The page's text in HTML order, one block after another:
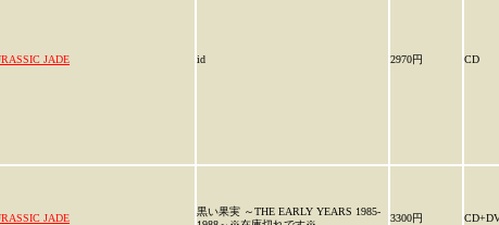
JADE id 2970円 CD
JADE
黒い果実 ～THE EARLY YEARS 1985-
3300円